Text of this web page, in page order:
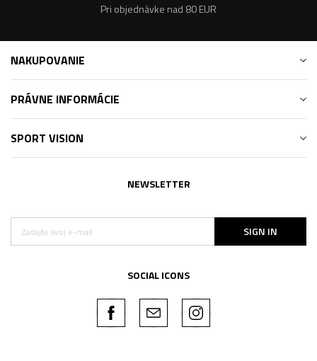
Pri objednávke nad 80 EUR
NAKUPOVANIE
PRÁVNE INFORMÁCIE
SPORT VISION
NEWSLETTER
SIGN IN
SOCIAL ICONS